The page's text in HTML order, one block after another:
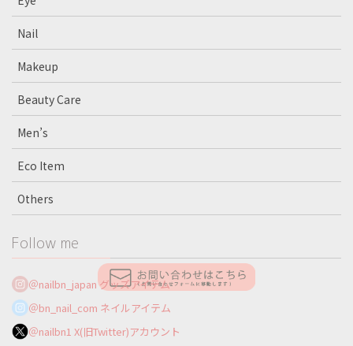
Nail
Makeup
Beauty Care
Men’s
Eco Item
Others
Follow me
＠nailbn_japan グッズアイテム
＠bn_nail_com ネイルアイテム
＠nailbn1 X(旧Twitter)アカウント